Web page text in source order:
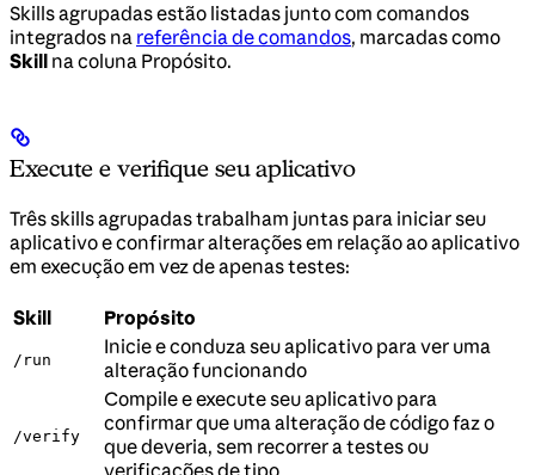
Skills agrupadas estão listadas junto com comandos
integrados na referência de comandos, marcadas como
Skill na coluna Propósito.
Execute e verifique seu aplicativo
Três skills agrupadas trabalham juntas para iniciar seu
aplicativo e confirmar alterações em relação ao aplicativo
em execução em vez de apenas testes:
Skill Propósito
/run
Inicie e conduza seu aplicativo para ver uma
alteração funcionando
/verify
Compile e execute seu aplicativo para
confirmar que uma alteração de código faz o
que deveria, sem recorrer a testes ou
verificações de tipo